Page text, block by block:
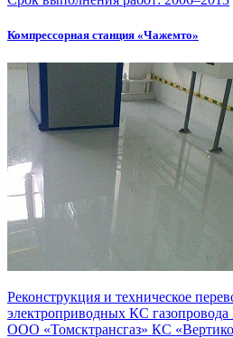
Компрессорная станция «Чажемто»
Реконструкция и техническое
электроприводных КС
ООО «Томсктрансгаз» КС